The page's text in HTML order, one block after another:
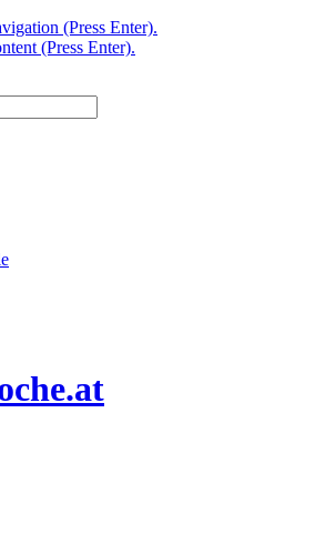
(Press Enter).
(Press Enter).